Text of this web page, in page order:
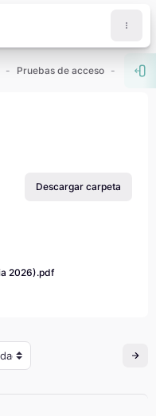
Pruebas de acceso PAU -
Descargar carpeta
2026).pdf